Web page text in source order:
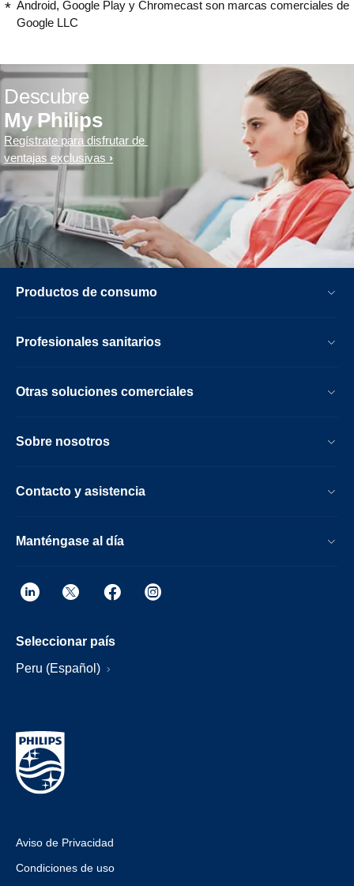
Android, Google Play y Chromecast son marcas comerciales de
Google LLC
Descubre
My Philips
Regístrate para disfrutar de
ventajas exclusivas
Productos de consumo
Profesionales sanitarios
Otras soluciones comerciales
Sobre nosotros
Contacto y asistencia
Manténgase al día
Seleccionar país
Peru (Español)
Aviso de Privacidad
Condiciones de uso